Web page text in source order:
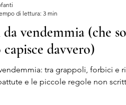
da vendemmia (che
capisce davvero)
tra grappoli, forbici e
e le piccole regole non
di lettura: 3 min